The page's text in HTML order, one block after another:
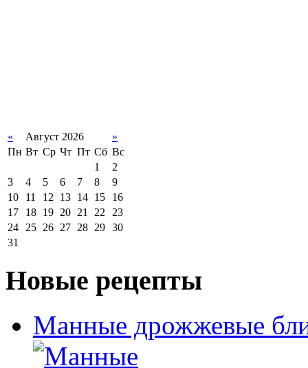
« Август 2026
»
Пн Вт Ср Чт Пт Сб Вс
1
2
3
4 5 6 7 8
9
10
11 12 13 14 15
16
17
18 19 20 21 22 23
24 25 26 27 28 29 30
31
Новые рецепты
Манные дрожжевые